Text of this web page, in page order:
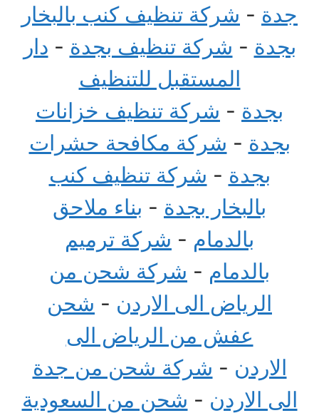
جدة - شركة تنظيف كنب بالبخار
بجدة - شركة تنظيف بجدة - دار
المستقبل للتنظيف
بجدة - شركة تنظيف خزانات
بجدة - شركة مكافحة حشرات
بجدة - شركة تنظيف كنب
بالبخار بجدة - بناء ملاحق
بالدمام - شركة ترميم
بالدمام - شركة شحن من
الرياض الى الاردن - شحن
عفش من الرياض الى
الاردن - شركة شحن من جدة
الى الاردن - شحن من السعودية